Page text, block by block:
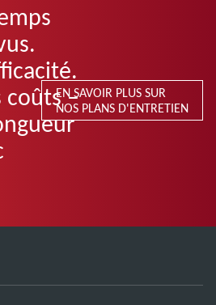
coûts –EN SAVOIR PLUS SUR
NOS PLANS D'ENTRETIEN